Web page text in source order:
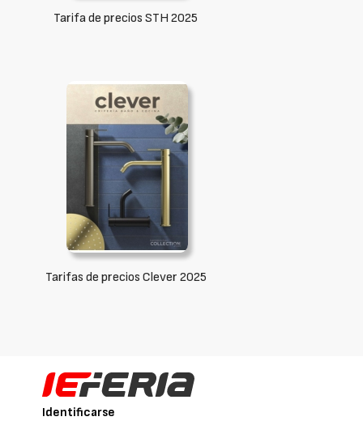
Tarifa de precios STH 2025
Tarifas de precios Clever 2025
Identificarse